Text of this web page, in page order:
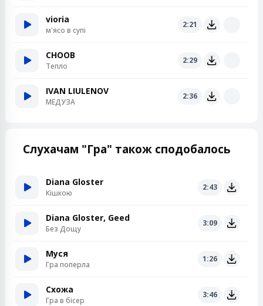
vioria
м'ясо в супі
2:21
CHOOB
Тепло
2:29
IVAN LIULENOV
МЕДУЗА
2:36
Слухачам "Гра" також сподобалось
Diana Gloster
Кішкою
2:43
Diana Gloster, Geed
Без Дощу
3:09
Муся
Гра поперла
1:26
Схожа
Гра в бісер
3:46